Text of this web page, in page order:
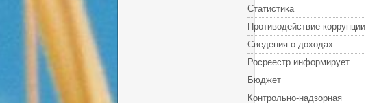
Статистика
Противодействие коррупции
Сведения о доходах
Росреестр информирует
Бюджет
Контрольно-надзорная